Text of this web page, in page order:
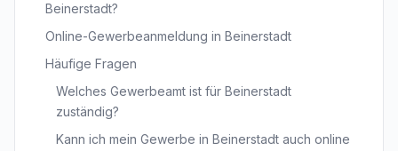
Beinerstadt?
Online-Gewerbeanmeldung in Beinerstadt
Häufige Fragen
Welches Gewerbeamt ist für Beinerstadt
zuständig?
Kann ich mein Gewerbe in Beinerstadt auch online